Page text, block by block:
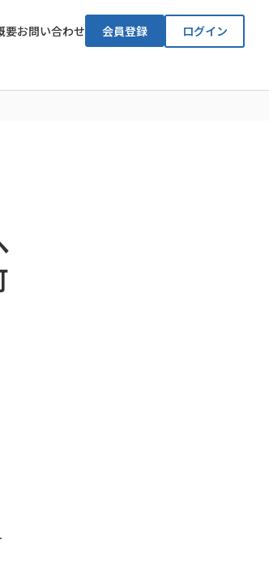
要お問い合わせ 会員登録 ログイン